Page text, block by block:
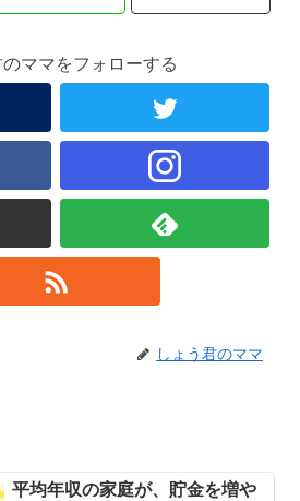
のママをフォローする
しょう君のママ
平均年収の家庭が、貯金を増や